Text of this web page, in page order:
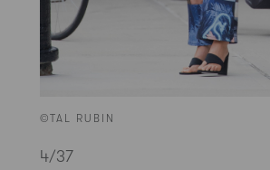
©TAL RUBIN
4/37